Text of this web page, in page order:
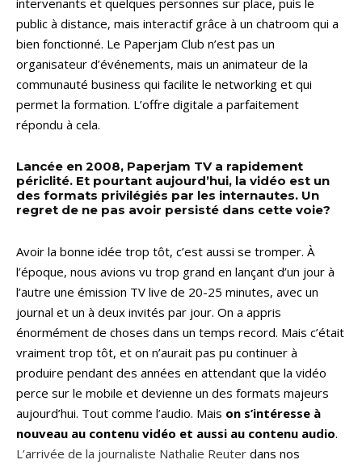
public à distance, mais interactif grâce à un chatroom qui a
bien fonctionné. Le Paperjam Club n’est pas un
organisateur d’événements, mais un animateur de la
communauté business qui facilite le networking et qui
permet la formation. L’offre digitale a parfaitement
répondu à cela.
Lancée en 2008, Paperjam TV a rapidement
périclité. Et pourtant aujourd’hui, la vidéo est un
des formats privilégiés par les internautes. Un
regret de ne pas avoir persisté dans cette voie?
Avoir la bonne idée trop tôt, c’est aussi se tromper. À
l’époque, nous avions vu trop grand en lançant d’un jour à
l’autre une émission TV live de 20-25 minutes, avec un
journal et un à deux invités par jour. On a appris
énormément de choses dans un temps record. Mais c’était
vraiment trop tôt, et on n’aurait pas pu continuer à
produire pendant des années en attendant que la vidéo
perce sur le mobile et devienne un des formats majeurs
aujourd’hui. Tout comme l’audio. Mais on s’intéresse à
nouveau au contenu vidéo et aussi au contenu audio.
L’arrivée de la journaliste Nathalie Reuter dans nos